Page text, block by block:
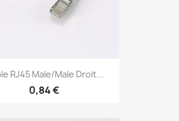
RJ45 Male/Male Droit...
0,84 €